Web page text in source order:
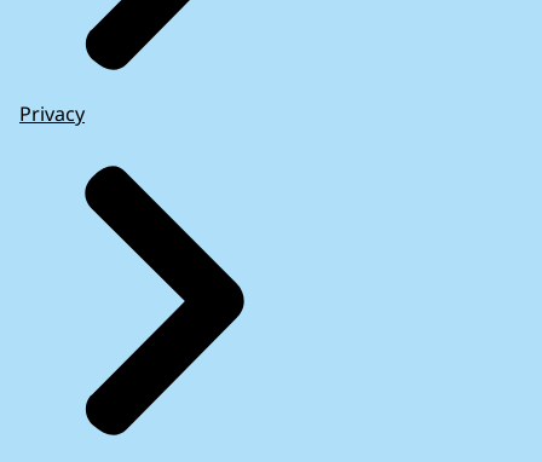
Privacy